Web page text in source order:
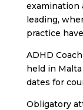
examination
leading,
practice
ADHD
held in
dates for
Obligatory